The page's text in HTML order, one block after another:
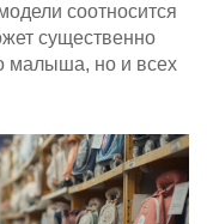
соотносится
существенно
малыша, но и всех